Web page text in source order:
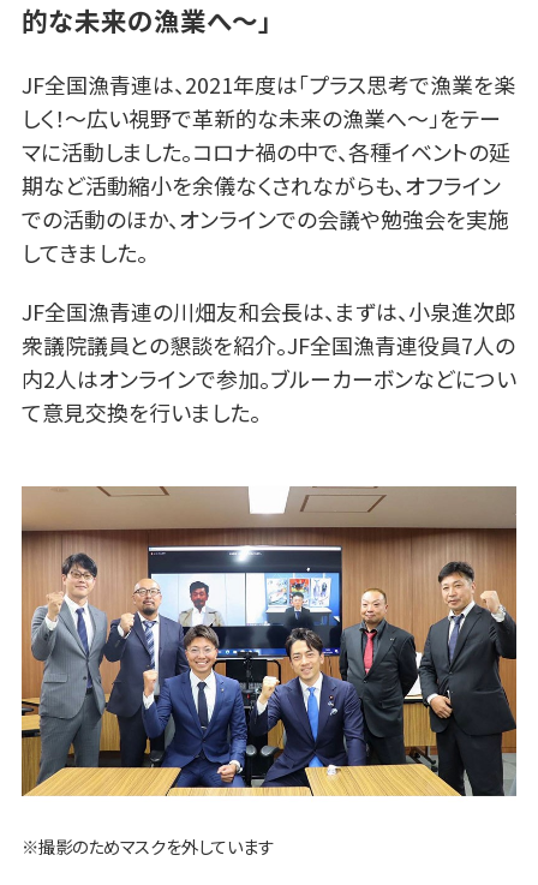
的な未来の漁業へ～」
JF全国漁青連は、2021年度は「プラス思考で漁業を楽
しく！～広い視野で革新的な未来の漁業へ～」をテー
マに活動しました。コロナ禍の中で、各種イベントの延
期など活動縮小を余儀なくされながらも、オフライン
での活動のほか、オンラインでの会議や勉強会を実施
してきました。
JF全国漁青連の川畑友和会長は、まずは、小泉進次郎
衆議院議員との懇談を紹介。JF全国漁青連役員7人の
内2人はオンラインで参加。ブルーカーボンなどについ
て意見交換を行いました。
※撮影のためマスクを外しています